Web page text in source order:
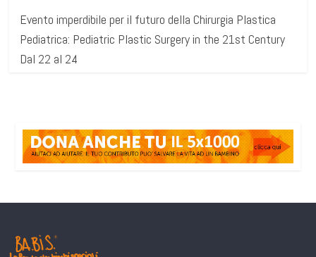
Evento imperdibile per il futuro della Chirurgia Plastica
Pediatrica: Pediatric Plastic Surgery in the 21st Century
Dal 22 al 24